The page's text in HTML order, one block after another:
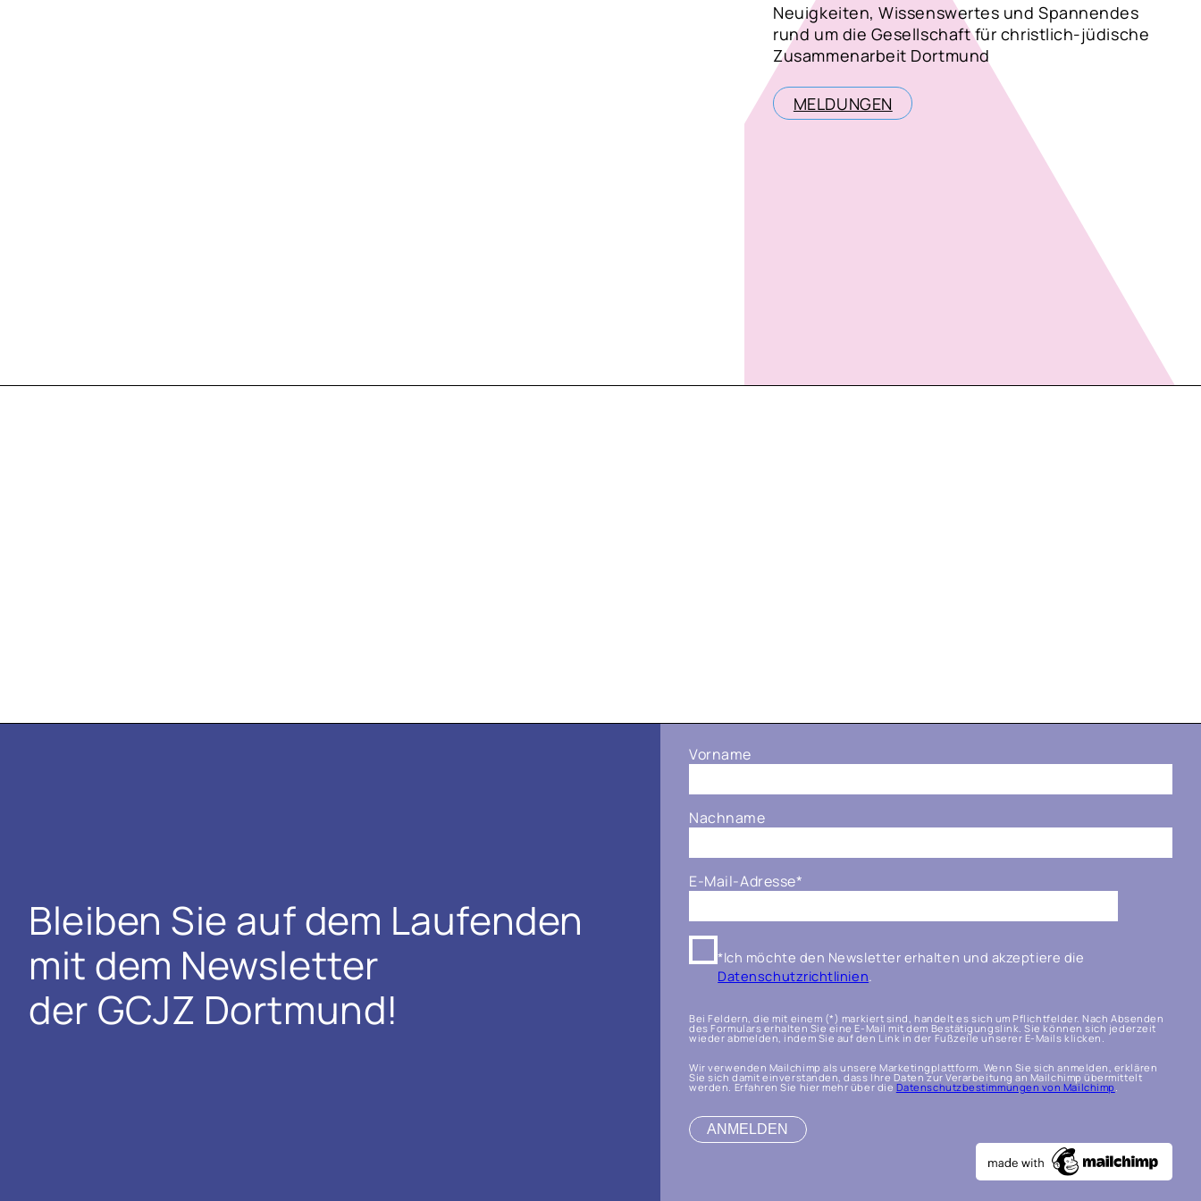
Neuigkeiten, Wissenswertes und Spannendes
rund um die Gesellschaft für christlich-jüdische
Zusammenarbeit Dortmund
MELDUNGEN
Bleiben Sie auf dem Laufenden
mit dem Newsletter
der GCJZ Dortmund!
Vorname
Nachname
E-Mail-Adresse*
*Ich möchte den Newsletter erhalten und akzeptiere die
Datenschutzrichtlinien.
Bei Feldern, die mit einem (*) markiert sind, handelt es sich um Pflichtfelder. Nach Absenden
des Formulars erhalten Sie eine E-Mail mit dem Bestätigungslink. Sie können sich jederzeit
wieder abmelden, indem Sie auf den Link in der Fußzeile unserer E-Mails klicken.
Wir verwenden Mailchimp als unsere Marketingplattform. Wenn Sie sich anmelden, erklären
Sie sich damit einverstanden, dass Ihre Daten zur Verarbeitung an Mailchimp übermittelt
werden. Erfahren Sie hier mehr über die Datenschutzbestimmungen von Mailchimp .